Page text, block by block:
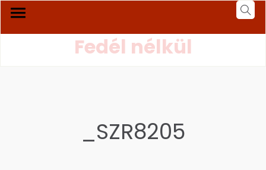
Fedél nélkül
_SZR8205